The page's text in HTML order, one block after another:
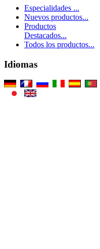
Especialidades ...
Nuevos productos...
Productos
Destacados...
Todos los productos...
Idiomas